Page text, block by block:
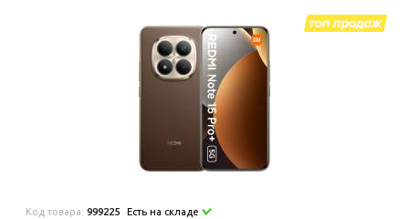
Код товара:999225 Есть на складе